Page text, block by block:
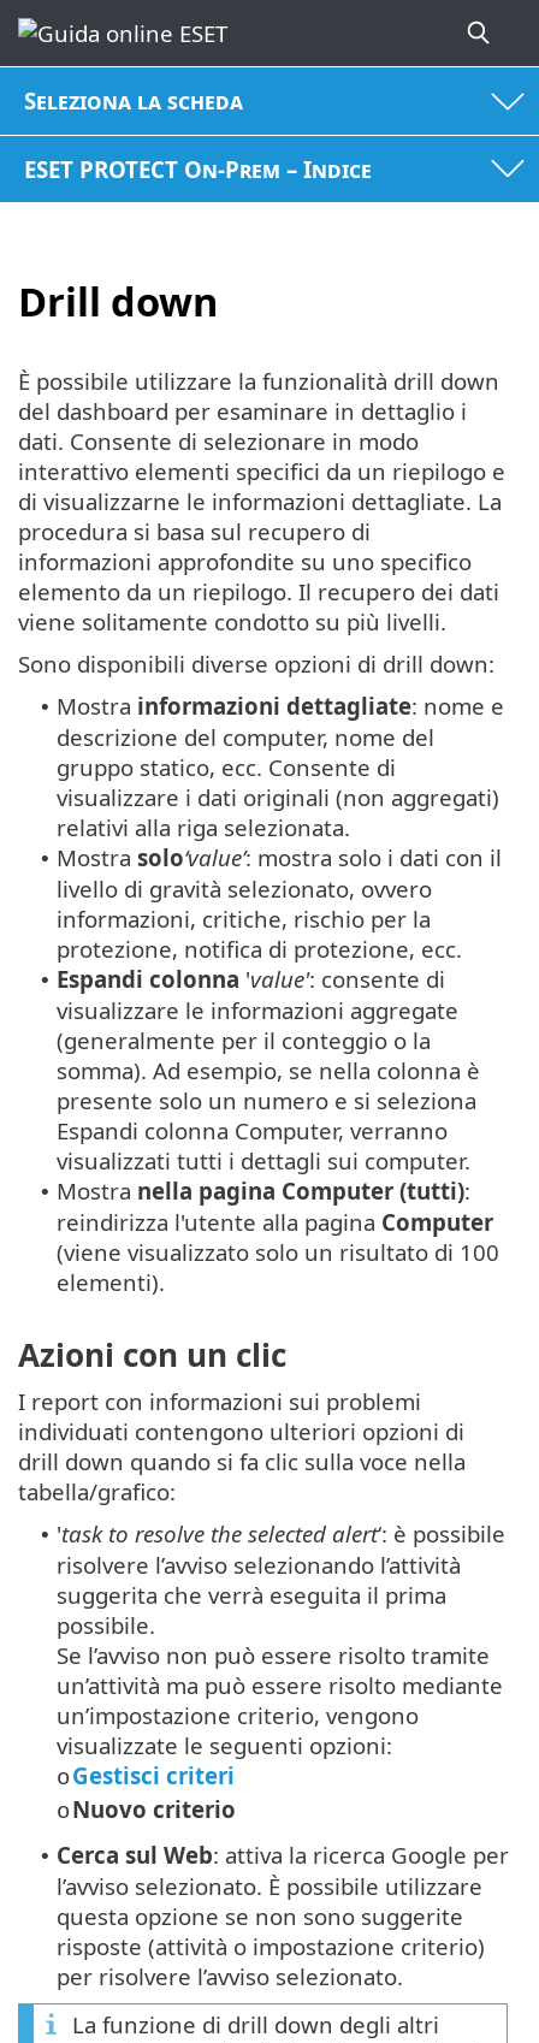
Seleziona la scheda
ESET PROTECT On-Prem – Indice
Drill down
È possibile utilizzare la funzionalità drill down
del dashboard per esaminare in dettaglio i
dati. Consente di selezionare in modo
interattivo elementi specifici da un riepilogo e
di visualizzarne le informazioni dettagliate. La
procedura si basa sul recupero di
informazioni approfondite su uno specifico
elemento da un riepilogo. Il recupero dei dati
viene solitamente condotto su più livelli.
Sono disponibili diverse opzioni di drill down:
• Mostra informazioni dettagliate: nome e
descrizione del computer, nome del
gruppo statico, ecc. Consente di
visualizzare i dati originali (non aggregati)
relativi alla riga selezionata.
• Mostra solo‘value’: mostra solo i dati con il
livello di gravità selezionato, ovvero
informazioni, critiche, rischio per la
protezione, notifica di protezione, ecc.
• Espandi colonna 'value': consente di
visualizzare le informazioni aggregate
(generalmente per il conteggio o la
somma). Ad esempio, se nella colonna è
presente solo un numero e si seleziona
Espandi colonna Computer, verranno
visualizzati tutti i dettagli sui computer.
• Mostra nella pagina Computer (tutti):
reindirizza l'utente alla pagina Computer
(viene visualizzato solo un risultato di 100
elementi).
Azioni con un clic
I report con informazioni sui problemi
individuati contengono ulteriori opzioni di
drill down quando si fa clic sulla voce nella
tabella/grafico:
• 'task to resolve the selected alert‘: è possibile
risolvere l’avviso selezionando l’attività
suggerita che verrà eseguita il prima
possibile.
Se l’avviso non può essere risolto tramite
un’attività ma può essere risolto mediante
un’impostazione criterio, vengono
visualizzate le seguenti opzioni:
oGestisci criteri
oNuovo criterio
• Cerca sul Web: attiva la ricerca Google per
l’avviso selezionato. È possibile utilizzare
questa opzione se non sono suggerite
risposte (attività o impostazione criterio)
per risolvere l’avviso selezionato.
La funzione di drill down degli altri